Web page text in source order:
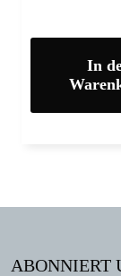
In
ABONNIERT